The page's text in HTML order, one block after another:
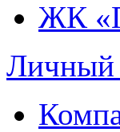
ЖК
Личный